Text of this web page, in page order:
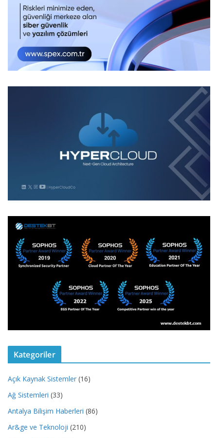
Kategoriler
Açık Kaynak Sistemler (16)
Ağ Sistemleri (33)
Antalya Bilişim Haberleri (86)
Ar&ge ve Teknoloji (210)